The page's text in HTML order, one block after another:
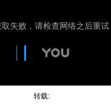
转载: